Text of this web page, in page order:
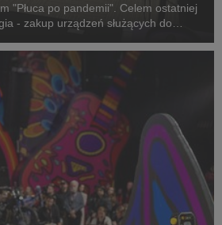
"Płuca po pandemii". Celem ostatniej
- zakup urządzeń służących do
dzieci, jak...